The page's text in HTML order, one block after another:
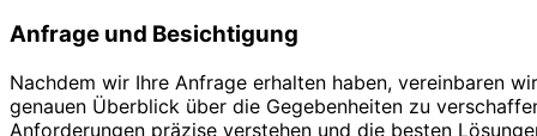
Anfrage und Besichtigung
Nachdem wir Ihre Anfrage erhalten haben, vereinbaren
genauen Überblick über die Gegebenheiten zu
Anforderungen präzise verstehen und die besten